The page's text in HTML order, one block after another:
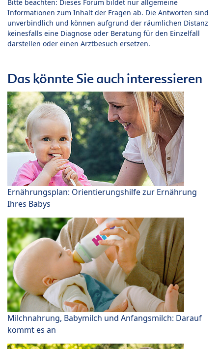
Bitte beachten: Dieses Forum bildet nur allgemeine
Informationen zum Inhalt der Fragen ab. Die Antworten sind
unverbindlich und können aufgrund der räumlichen Distanz
keinesfalls eine Diagnose oder Beratung für den Einzelfall
darstellen oder einen Arztbesuch ersetzen.
Das könnte Sie auch interessieren
Ernährungsplan: Orientierungshilfe zur Ernährung
Ihres Babys
Milchnahrung, Babymilch und Anfangsmilch: Darauf
kommt es an